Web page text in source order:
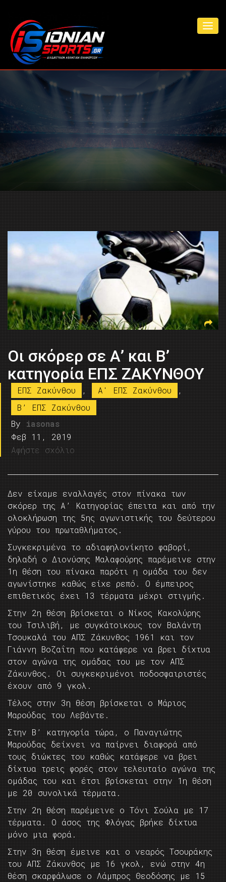
Οι σκόρερ σε Α’ και Β’
κατηγορία ΕΠΣ ΖΑΚΥΝΘΟΥ
ΕΠΣ Ζακύνθου , A' ΕΠΣ Ζακύνθου
,
B’ ΕΠΣ Ζακύνθου
By iasonas
Φεβ 11, 2019
Αφήστε σχόλιο
Δεν είχαμε εναλλαγές στον πίνακα των
σκόρερ της Α’ Κατηγορίας έπειτα και από την
ολοκλήρωση της 5ης αγωνιστικής του δεύτερου
γύρου του πρωταθλήματος.
Συγκεκριμένα το αδιαφηλονίκητο φαβορί,
δηλαδή ο Διονύσης Μαλαφούρης παρέμεινε στην
1η θέση του πίνακα παρότι η ομάδα του δεν
αγωνίστηκε καθώς είχε ρεπό. Ο έμπειρος
επιθετικός έχει 13 τέρματα μέχρι στιγμής.
Στην 2η θέση βρίσκεται ο Νίκος Κακολύρης
του Τσιλιβή, με συγκάτοικους τον Βαλάντη
Τσουκαλά του ΑΠΣ Ζάκυνθος 1961 και τον
Γιάννη Βοζαΐτη που κατάφερε να βρει δίχτυα
στον αγώνα της ομάδας του με τον ΑΠΣ
Ζάκυνθος. Οι συγκεκριμένοι ποδοσφαιριστές
έχουν από 9 γκολ.
Τέλος στην 3η θέση βρίσκεται ο Μάριος
Μαρούδας του Λεβάντε.
Στην B’ κατηγορία τώρα, ο Παναγιώτης
Μαρούδας δείχνει να παίρνει διαφορά από
τους διώκτες του καθώς κατάφερε να βρει
δίχτυα τρεις φορές στον τελευταίο αγώνα της
ομάδας του και έτσι βρίσκεται στην 1η θέση
με 20 συνολικά τέρματα.
Στην 2η θέση παρέμεινε ο Τόνι Σούλα με 17
τέρματα. Ο άσος της Φλόγας βρήκε δίχτυα
μόνο μια φορά.
Στην 3η θέση έμεινε και ο νεαρός Τσουράκης
του ΑΠΣ Ζάκυνθος με 16 γκολ, ενώ στην 4η
θέση σκαρφάλωσε ο Λάμπρος Θεοδόσης με 15